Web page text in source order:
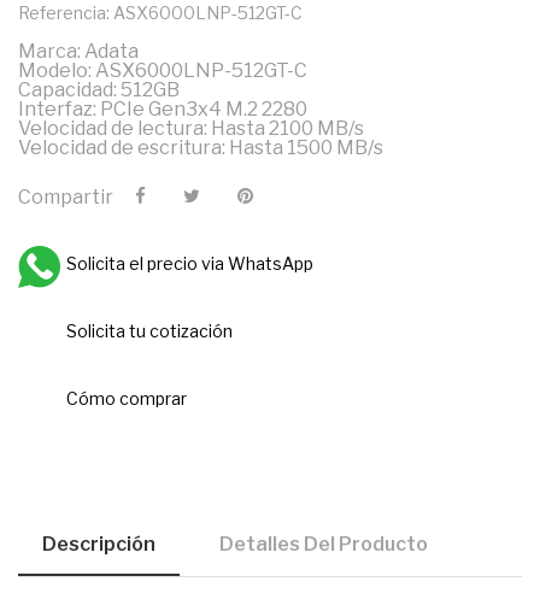
Referencia: ASX6000LNP-512GT-C
Marca: Adata
Modelo: ASX6000LNP-512GT-C
Capacidad: 512GB
Interfaz: PCIe Gen3x4 M.2 2280
Velocidad de lectura: Hasta 2100 MB/s
Velocidad de escritura: Hasta 1500 MB/s
Compartir
Solicita el precio via WhatsApp
Solicita tu cotización
Cómo comprar
Descripción Detalles Del Producto